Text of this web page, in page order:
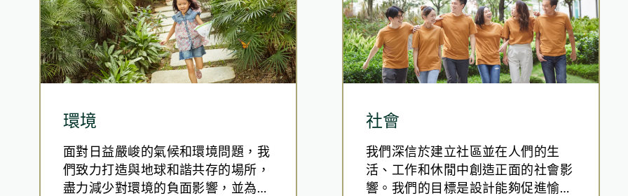
環境
面對日益嚴峻的氣候和環境問題，我
們致力打造與地球和諧共存的場所，
盡力減少對環境的負面影響，並為自
社會
我們深信於建立社區並在人們的生
活、工作和休閒中創造正面的社會影
響。我們的目標是設計能夠促進愉